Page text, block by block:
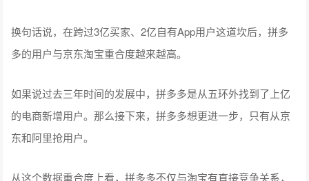
换句话说，在跨过3亿买家、2亿自有App用户这道坎后，拼多
多的用户与京东淘宝重合度越来越高。
如果说过去三年时间的发展中，拼多多是从五环外找到了上亿
的电商新增用户。那么接下来，拼多多想更进一步，只有从京
东和阿里抢用户。
从这个数据重合度上看，拼多多不仅与淘宝有直接竞争关系，